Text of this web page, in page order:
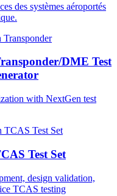
des systèmes aéroportés
DME Test
with NextGen test
Test Set
design validation,
TCAS testing